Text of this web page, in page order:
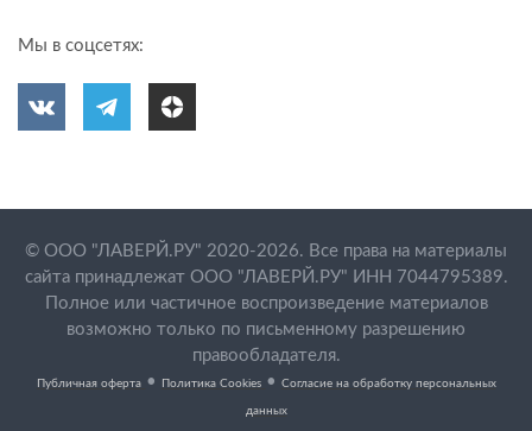
Мы в соцсетях:
© ООО "ЛАВЕРЙ.РУ" 2020-2026. Все права на материалы
сайта принадлежат ООО "ЛАВЕРЙ.РУ" ИНН 7044795389.
Полное или частичное воспроизведение материалов
возможно только по письменному разрешению
правообладателя.
Публичная оферта • Политика Cookies • Согласие на обработку персональных
данных